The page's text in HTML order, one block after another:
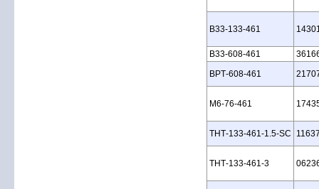
B33‑133‑461
B33‑608‑461
BPT‑608‑461
M6‑76‑461
THT‑133‑461‑1.5‑SC
THT‑133‑461‑3